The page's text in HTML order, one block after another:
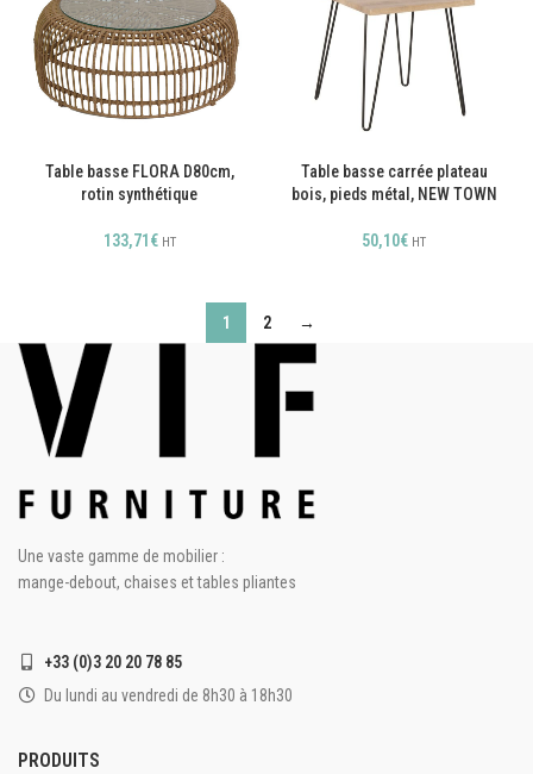
Table basse FLORA D80cm,
rotin synthétique
133,71 € HT
Table basse carrée plateau
bois, pieds métal, NEW TOWN
50,10€ HT
1 2 →
Une vaste gamme de mobilier :
mange-debout, chaises et tables pliantes
+33 (0)3 20 20 78 85
Du lundi au vendredi de 8h30 à 18h30
PRODUITS